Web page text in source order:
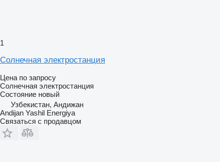
1
Солнечная электростанция
Цена по запросу
Солнечная электростанция
Состояние новый
Узбекистан, Андижан
Andijan Yashil Energiya
Связаться с продавцом